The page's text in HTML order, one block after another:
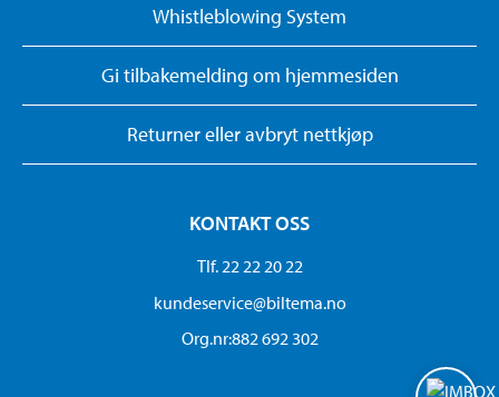
Whistleblowing System
Gi tilbakemelding om hjemmesiden
Returner eller avbryt nettkjøp
KONTAKT OSS
Tlf. 22 22 20 22
kundeservice@biltema.no
Org.nr:882 692 302